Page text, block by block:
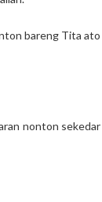
bareng Tita ato
nonton sekedar